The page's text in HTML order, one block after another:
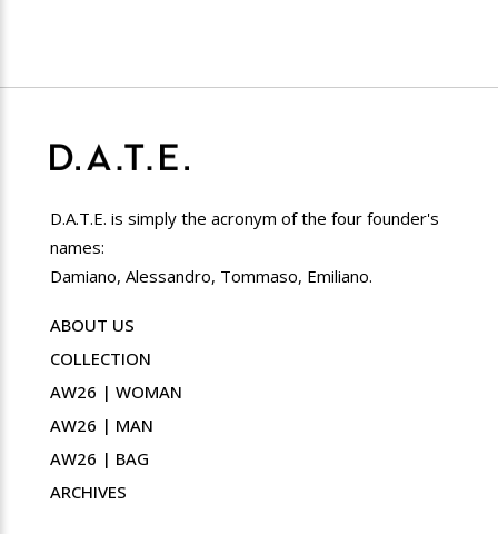
D.A.T.E. is simply the acronym of the four founder's
names:
Damiano, Alessandro, Tommaso, Emiliano.
ABOUT US
COLLECTION
AW26 | WOMAN
AW26 | MAN
AW26 | BAG
ARCHIVES